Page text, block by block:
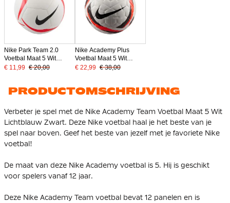
Nike Park Team 2.0
Voetbal Maat 5 Wit
Felrood Zwart
€ 11,99 € 20,00
Nike Academy Plus
Voetbal Maat 5 Wit
Felrood Zwart
€ 22,99 € 38,00
PRODUCTOMSCHRIJVING
Verbeter je spel met de Nike Academy Team Voetbal Maat 5 Wit
Lichtblauw Zwart. Deze Nike voetbal haal je het beste van je
spel naar boven. Geef het beste van jezelf met je favoriete Nike
voetbal!
De maat van deze Nike Academy voetbal is 5. Hij is geschikt
voor spelers vanaf 12 jaar.
Deze Nike Academy Team voetbal bevat 12 panelen en is